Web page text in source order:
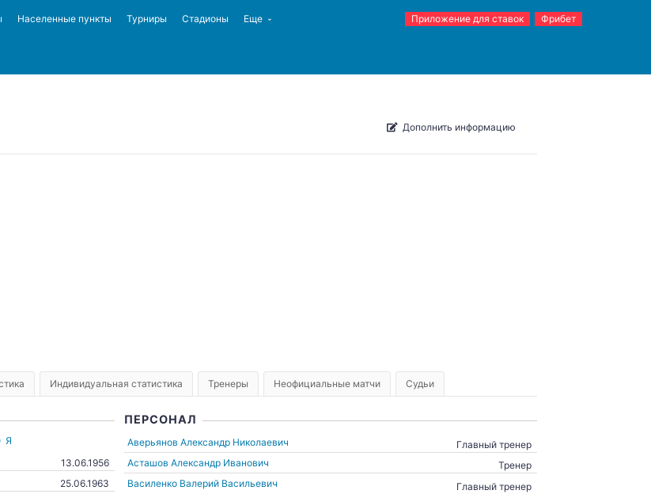
Населенные пункты Турниры Стадионы Еще Приложение для ставок Фрибет
Дополнить информацию
Индивидуальная статистика Тренеры Неофициальные матчи Судьи
Я
13.06.1956
25.06.1963
ПЕРСОНАЛ
Аверьянов Александр Николаевич
Главный тренер
Асташов Александр Иванович
Тренер
Василенко Валерий Васильевич
Главный тренер